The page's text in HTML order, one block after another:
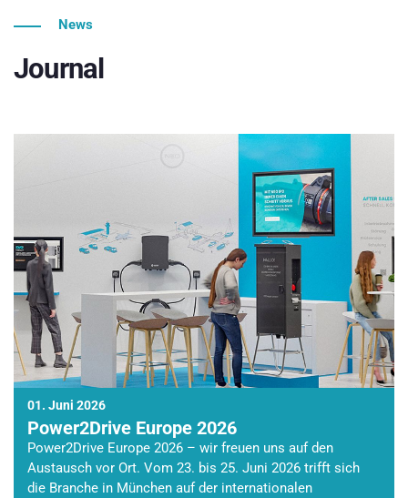
News
Journal
01. Juni 2026
Power2Drive Europe 2026
Power2Drive Europe 2026 – wir freuen uns auf den
Austausch vor Ort. Vom 23. bis 25. Juni 2026 trifft sich
die Branche in München auf der internationalen